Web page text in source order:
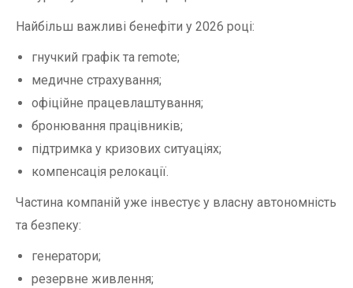
Найбільш важливі бенефіти у 2026 році:
гнучкий графік та remote;
медичне страхування;
офіційне працевлаштування;
бронювання працівників;
підтримка у кризових ситуаціях;
компенсація релокації.
Частина компаній уже інвестує у власну автономність
та безпеку:
генератори;
резервне живлення;